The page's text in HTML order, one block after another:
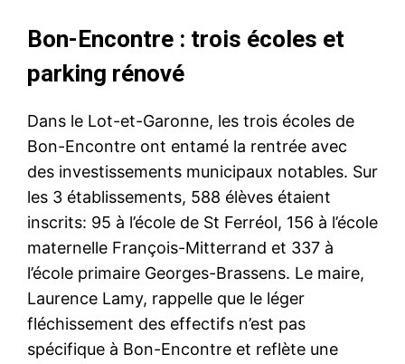
Bon-Encontre : trois écoles et
parking rénové
Dans le Lot-et-Garonne, les trois écoles de
Bon-Encontre ont entamé la rentrée avec
des investissements municipaux notables. Sur
les 3 établissements, 588 élèves étaient
inscrits: 95 à l’école de St Ferréol, 156 à l’école
maternelle François-Mitterrand et 337 à
l’école primaire Georges-Brassens. Le maire,
Laurence Lamy, rappelle que le léger
fléchissement des effectifs n’est pas
spécifique à Bon-Encontre et reflète une